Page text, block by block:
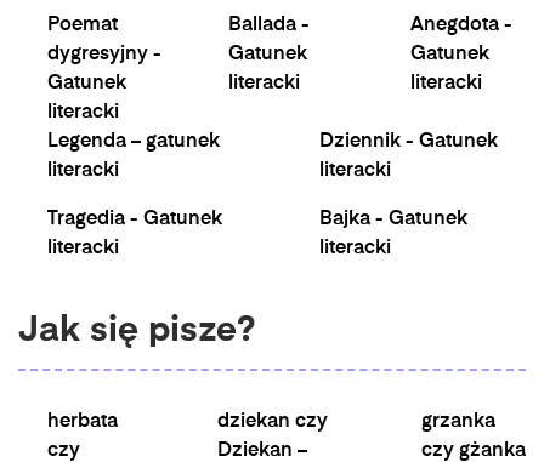
Poemat
dygresyjny -
Gatunek
literacki
Ballada -
Gatunek
literacki
Anegdota -
Gatunek
literacki
Legenda – gatunek
literacki
Tragedia - Gatunek
literacki
Dziennik - Gatunek
literacki
Bajka - Gatunek
literacki
Jak się pisze?
herbata
czy
dziekan czy
Dziekan –
grzanka
czy gżanka